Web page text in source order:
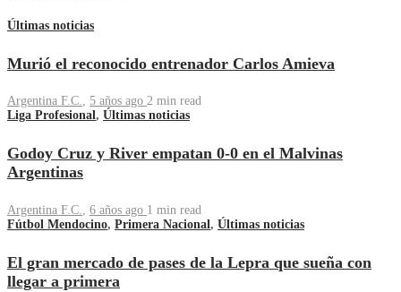
Últimas noticias
Murió el reconocido entrenador Carlos Amieva
Argentina F.C., 5 años ago 2 min read
Liga Profesional, Últimas noticias
Godoy Cruz y River empatan 0-0 en el Malvinas
Argentinas
Argentina F.C., 6 años ago 1 min read
Fútbol Mendocino, Primera Nacional, Últimas noticias
El gran mercado de pases de la Lepra que sueña con
llegar a primera